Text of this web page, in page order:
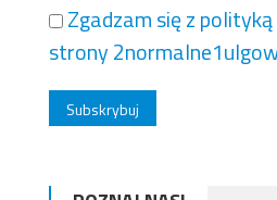
Zgadzam się z
strony